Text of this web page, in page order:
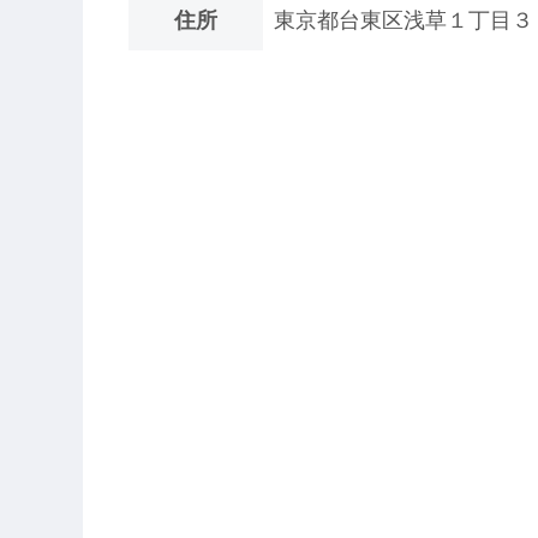
住所 東京都台東区浅草１丁目